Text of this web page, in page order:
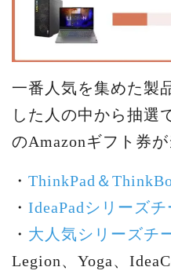
一番人気を集めた製
した人の中から抽選
のAmazonギフト券が
・ ThinkPad＆
・ IdeaPadシリーズチ
・ 大人気シリーズチ
Legion、Yoga、